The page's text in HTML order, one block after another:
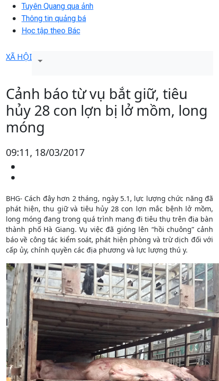
Tuyên Quang qua ảnh
Thông tin quảng bá
Học tập theo Bác
XÃ HỘI
Cảnh báo từ vụ bắt giữ, tiêu
hủy 28 con lợn bị lở mồm, long
móng
09:11, 18/03/2017
BHG- Cách đây hơn 2 tháng, ngày 5.1, lực lượng chức năng đã
phát hiện, thu giữ và tiêu hủy 28 con lợn mắc bệnh lở mồm,
long móng đang trong quá trình mang đi tiêu thụ trên địa bàn
thành phố Hà Giang. Vụ việc đã gióng lên “hồi chuông” cảnh
báo về công tác kiểm soát, phát hiện phòng và trừ dịch đối với
cấp ủy, chính quyền các địa phương và lực lượng thú y.